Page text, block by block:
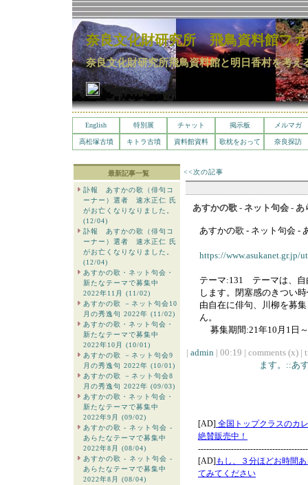
奈良文化財研究所 飛鳥資料館ファ
奈良文化財研究所飛鳥資料館と明日香村を考え
English 特別展 チャット 掲示板 メルマガ
高松塚古墳 キトラ古墳 資料館資料 歌枕をおって 奈良探訪
最新記事一覧
訃報 あすかの歌（俳句コ
ーナー）選者 速水正仁 氏
がお亡くなりなりました。
(12/04)
訃報 あすかの歌（俳句コ
ーナー）選者 速水正仁 氏
がお亡くなりなりました。
(12/04)
あすかの歌・ネット句会・
新たなテーマで募集中
2022年11月 (11/02)
あすかの歌 －ネット句会10
月の秀逸句 2022年 (11/02)
あすかの歌・ネット句会・
新たなテーマで募集中
2022年10月 (10/01)
あすかの歌 －ネット句会9
月の秀逸句 2022年 (10/01)
あすかの歌 －ネット句会8
月の秀逸句 2022年 (09/03)
あすかの歌・ネット句会・
新たなテーマで募集中
2022年9月 (09/02)
あすかの歌 - ネット句会 -
あらたなテーマで募集中
2022年8月 (08/04)
あすかの歌 - ネット句会 -
あらたなテーマで募集中
2022年8月 (08/04)
<<次の記事
あすかの歌 - ネット句会 -
あすかの歌 - ネット句会 -
https://www.asukanet.gr.jp/
テーマ:131 テーマは、自
します。閉塞感のきつい
由自在に俳句、川柳を募
ん。
募集期間:21年10月1日
| admin | 00:19 | comments (x) |
ます。::あ